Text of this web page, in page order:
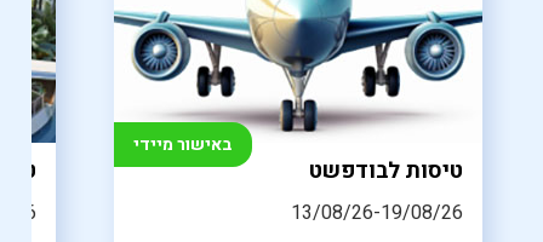
טיסות לבודפשט
13/08/26-19/08/26
באישור מיידי
26